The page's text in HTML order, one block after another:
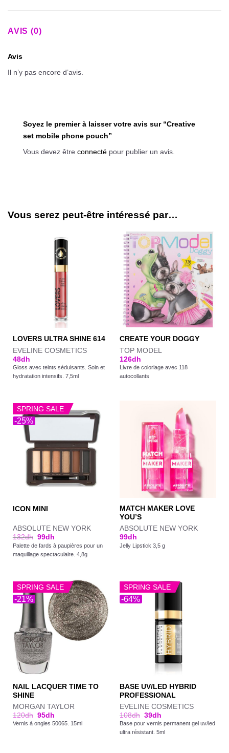
AVIS (0)
Avis
Il n’y pas encore d’avis.
Soyez le premier à laisser votre avis sur “Creative
set mobile phone pouch”
Vous devez être connecté pour publier un avis.
Vous serez peut-être intéressé par…
LOVERS ULTRA SHINE 614
EVELINE COSMETICS
48dh
Gloss avec teints séduisants. Soin et
hydratation intensifs. 7,5ml
CREATE YOUR DOGGY
TOP MODEL
126dh
Livre de coloriage avec 118
autocollants
-25%
SPRING SALE
ICON MINI
ABSOLUTE NEW YORK
132dh 99dh
Palette de fards à paupières pour un
maquillage spectaculaire. 4,8g
MATCH MAKER LOVE
YOU’S
ABSOLUTE NEW YORK
99dh
Jelly Lipstick 3,5 g
-21%
SPRING SALE
NAIL LACQUER TIME TO
SHINE
MORGAN TAYLOR
120dh 95dh
Vernis à ongles 50065. 15ml
-64%
SPRING SALE
BASE UV/LED HYBRID
PROFESSIONAL
EVELINE COSMETICS
108dh 39dh
Base pour vernis permanent gel uv/led
ultra résistant. 5ml